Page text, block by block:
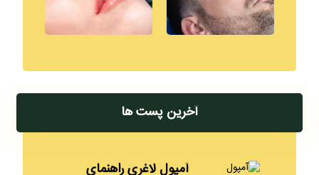
آخرین پست ها
آمپول لاغری راهنمای